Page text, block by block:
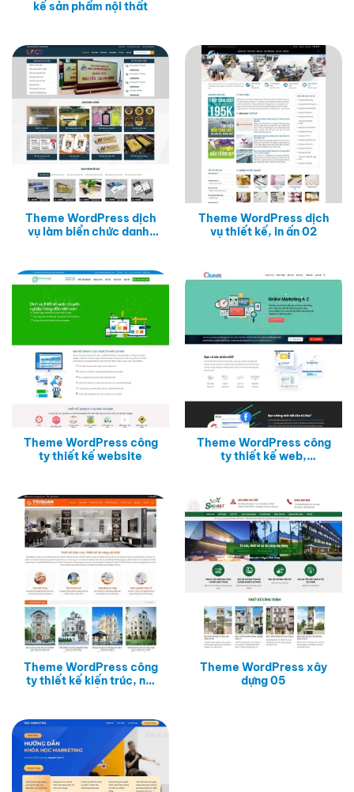
kế sản phẩm nội thất
Theme WordPress dịch
vụ làm biển chức danh,
Theme WordPress dịch
vụ thiết kế, in ấn 02
Theme WordPress công
ty thiết kế website
Theme WordPress công
ty thiết kế web,
Theme WordPress công
ty thiết kế kiến trúc, nội
Theme WordPress xây
dựng 05